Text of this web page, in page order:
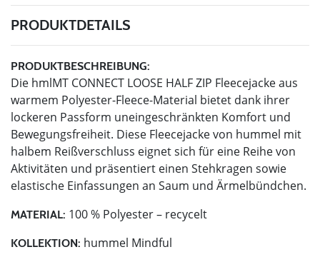
PRODUKTDETAILS
PRODUKTBESCHREIBUNG:
Die hmlMT CONNECT LOOSE HALF ZIP Fleecejacke aus
warmem Polyester-Fleece-Material bietet dank ihrer
lockeren Passform uneingeschränkten Komfort und
Bewegungsfreiheit. Diese Fleecejacke von hummel mit
halbem Reißverschluss eignet sich für eine Reihe von
Aktivitäten und präsentiert einen Stehkragen sowie
elastische Einfassungen an Saum und Ärmelbündchen.
MATERIAL: 100 % Polyester – recycelt
KOLLEKTION: hummel Mindful